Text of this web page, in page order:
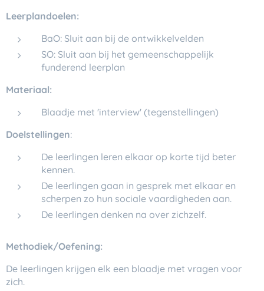
Leerplandoelen:
BaO: Sluit aan bij de ontwikkelvelden
SO: Sluit aan bij het gemeenschappelijk
funderend leerplan
Materiaal:
Blaadje met 'interview' (tegenstellingen)
Doelstellingen:
De leerlingen leren elkaar op korte tijd beter
kennen.
De leerlingen gaan in gesprek met elkaar en
scherpen zo hun sociale vaardigheden aan.
De leerlingen denken na over zichzelf.
Methodiek/Oefening:
De leerlingen krijgen elk een blaadje met vragen voor
zich.